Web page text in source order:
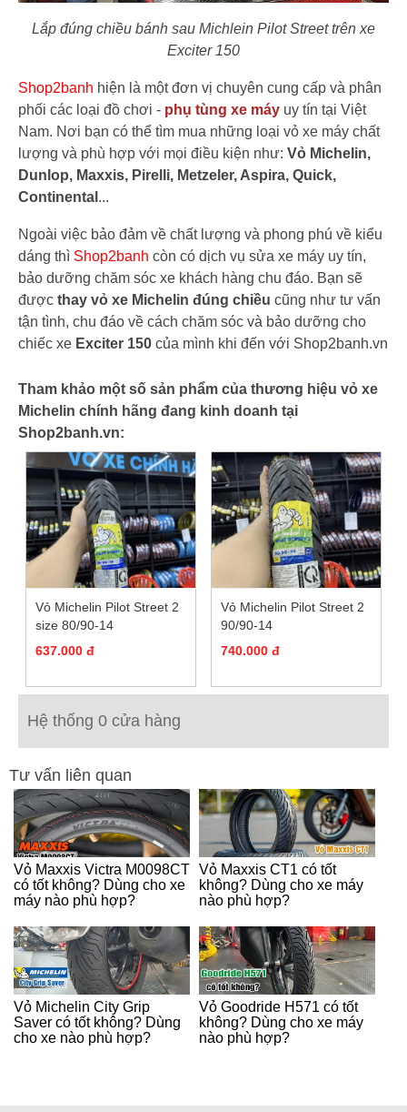
Lắp đúng chiều bánh sau Michlein Pilot Street trên xe
Exciter 150
Shop2banh hiện là một đơn vị chuyên cung cấp và phân
phối các loại đồ chơi - phụ tùng xe máy uy tín tại Việt
Nam. Nơi bạn có thể tìm mua những loại vỏ xe máy chất
lượng và phù hợp với mọi điều kiện như: Vỏ Michelin,
Dunlop, Maxxis, Pirelli, Metzeler, Aspira, Quick,
Continental ...
Ngoài việc bảo đảm về chất lượng và phong phú về kiểu
dáng thì Shop2banh còn có dịch vụ sửa xe máy uy tín,
bảo dưỡng chăm sóc xe khách hàng chu đáo. Bạn sẽ
được thay vỏ xe Michelin đúng chiều cũng như tư vấn
tận tình, chu đáo về cách chăm sóc và bảo dưỡng cho
chiếc xe Exciter 150 của mình khi đến với Shop2banh.vn
Tham khảo một số sản phẩm của thương hiệu vỏ xe
Michelin chính hãng đang kinh doanh tại
Shop2banh.vn:
Vỏ Michelin Pilot Street 2
size 80/90-14
637.000 đ
Vỏ Michelin Pilot Street 2
90/90-14
740.000 đ
Hệ thống 0 cửa hàng
Tư vấn liên quan
Vỏ Maxxis Victra M0098CT
có tốt không? Dùng cho xe
máy nào phù hợp?
Vỏ Maxxis CT1 có tốt
không? Dùng cho xe máy
nào phù hợp?
Vỏ Michelin City Grip
Saver có tốt không? Dùng
cho xe nào phù hợp?
Vỏ Goodride H571 có tốt
không? Dùng cho xe máy
nào phù hợp?